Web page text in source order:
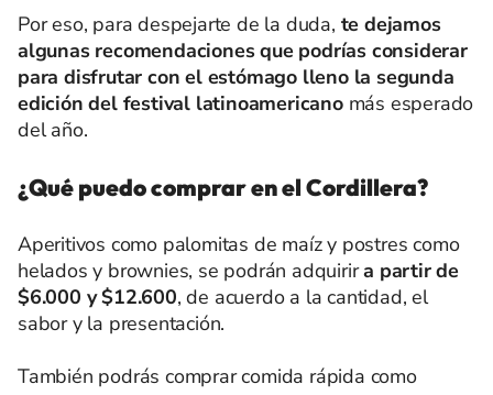
Por eso, para despejarte de la duda, te dejamos
algunas recomendaciones que podrías considerar
para disfrutar con el estómago lleno la segunda
edición del festival latinoamericanomás esperado
del año.
¿Qué puedo comprar en el Cordillera?
Aperitivos como palomitas de maíz y postres como
helados y brownies, se podrán adquirira partir de
$6.000 y $12.600, de acuerdo a la cantidad, el
sabor y la presentación.
También podrás comprar comida rápida como